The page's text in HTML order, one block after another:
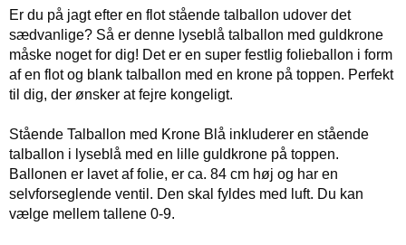
Er du på jagt efter en flot stående talballon udover det
sædvanlige? Så er denne lyseblå talballon med guldkrone
måske noget for dig! Det er en super festlig folieballon i form
af en flot og blank talballon med en krone på toppen. Perfekt
til dig, der ønsker at fejre kongeligt.
Stående Talballon med Krone Blå inkluderer en stående
talballon i lyseblå med en lille guldkrone på toppen.
Ballonen er lavet af folie, er ca. 84 cm høj og har en
selvforseglende ventil. Den skal fyldes med luft. Du kan
vælge mellem tallene 0-9.